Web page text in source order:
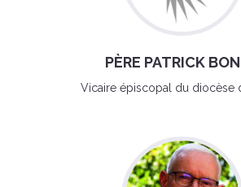
PÈRE PATRICK
Vicaire épiscopal du diocèse